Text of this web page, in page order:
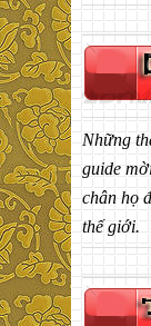
Những
guide
chân họ
thế giới.